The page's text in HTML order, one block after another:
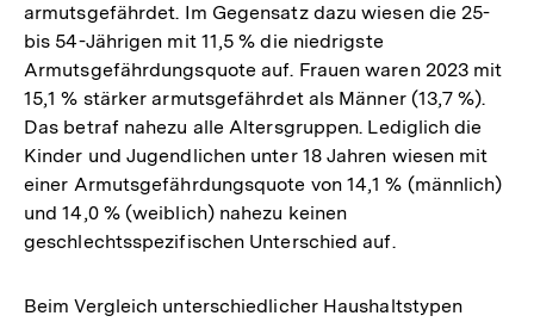
armutsgefährdet. Im Gegensatz dazu wiesen die 25-
bis 54-Jährigen mit 11,5 % die niedrigste
Armutsgefährdungsquote auf. Frauen waren 2023 mit
15,1 % stärker armutsgefährdet als Männer (13,7 %).
Das betraf nahezu alle Altersgruppen. Lediglich die
Kinder und Jugendlichen unter 18 Jahren wiesen mit
einer Armutsgefährdungsquote von 14,1 % (männlich)
und 14,0 % (weiblich) nahezu keinen
geschlechtsspezifischen Unterschied auf.
Beim Vergleich unterschiedlicher Haushaltstypen